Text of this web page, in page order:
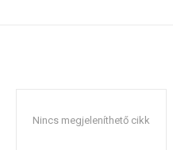
Nincs megjeleníthető cikk